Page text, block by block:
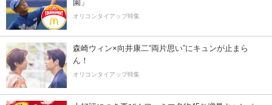
園」
オリコンタイアップ特集
森崎ウィン×向井康二“両片思い”にキュンが止まら
ん！
オリコンタイアップ特集